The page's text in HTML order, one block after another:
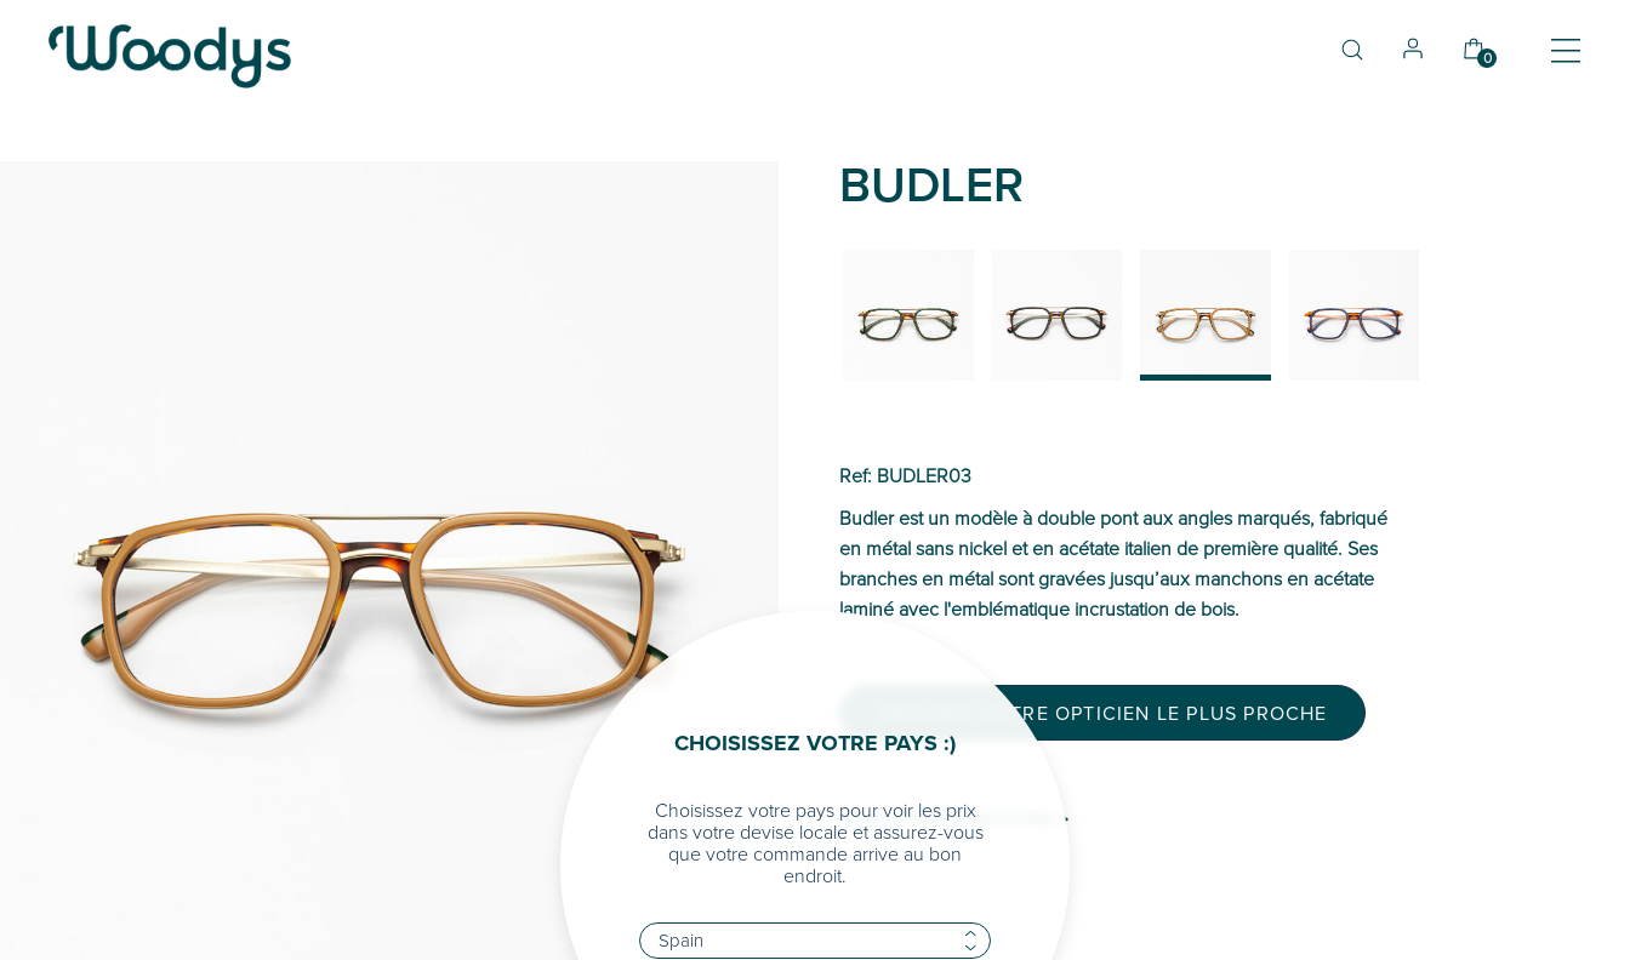
0
BUDLER
Ref: BUDLER03
Budler est un modèle à double pont aux angles marqués, fabriqué
en métal sans nickel et en acétate italien de première qualité. Ses
branches en métal sont gravées jusqu’aux manchons en acétate
laminé avec l'emblématique incrustation de bois.
TROUVEZ VOTRE OPTICIEN LE PLUS PROCHE
PLUS D'INFORMATIONS >
CHOISISSEZ VOTRE PAYS :)
Choisissez votre pays pour voir les prix
dans votre devise locale et assurez-vous
que votre commande arrive au bon
endroit.